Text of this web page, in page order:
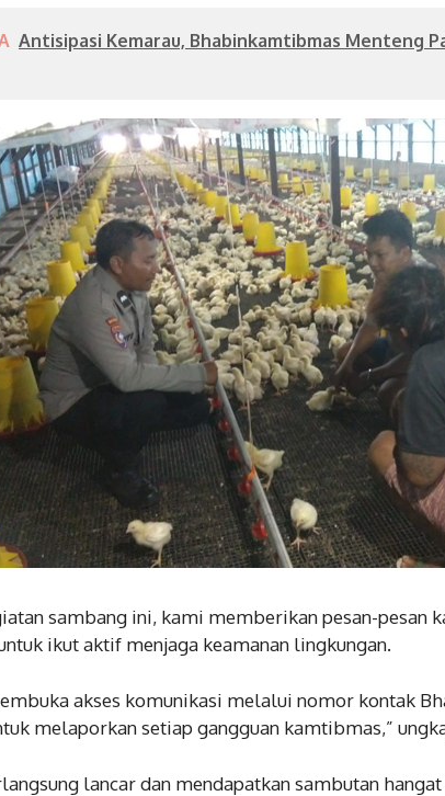
Antisipasi Kemarau, Bhabinkamtibmas Menteng
sambang ini, kami memberikan pesan-pesan
ikut aktif menjaga keamanan lingkungan.
akses komunikasi melalui nomor kontak
melaporkan setiap gangguan kamtibmas,”
lancar dan mendapatkan sambutan